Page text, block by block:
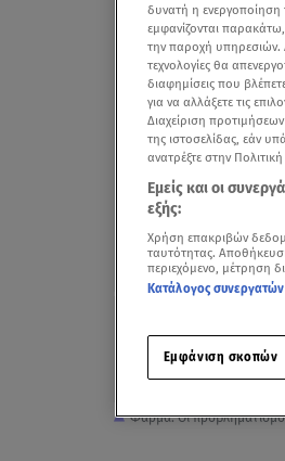
Φάρμα: Οι
δυνατή η
εμφανίζονται
την παροχή υπηρεσιών.
τεχνολογίες θα
διαφημίσεις που
για να αλλάξετε τις
Διαχείριση
της ιστοσελίδας, εάν
ανατρέξτε στην
Εμείς και οι
εξής:
Χρήση επακριβών
ταυτότητας.
περιεχόμενο, μέτρηση
Κατάλογος
Εμφάνιση σκοπών